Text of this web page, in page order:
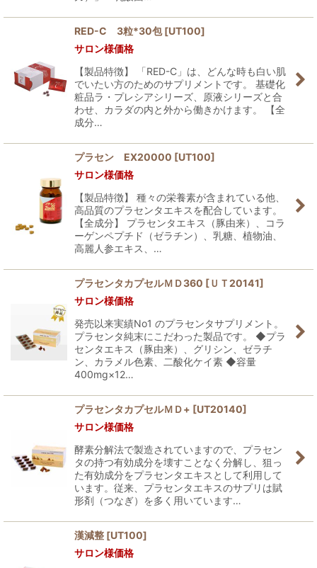
RED-C 3粒*30包 [UT100]
サロン様価格
【製品特徴】 「RED-C」は、どんな時も白い肌
でいたい方のためのサプリメントです。 基礎化
粧品ラ・プレシアシリーズ、原液シリーズと合
わせ、カラダの内と外から働きかけます。 【全
成分…
プラセン EX20000 [UT100]
サロン様価格
【製品特徴】 種々の栄養素が含まれている他、
高品質のプラセンタエキスを配合しています。
【全成分】 プラセンタエキス（豚由来）、コラ
ーゲンペプチド（ゼラチン）、乳糖、植物油、
高麗人参エキス、…
プラセンタカプセルＭＤ360 [ＵＴ20141]
サロン様価格
発売以来実績No1 のプラセンタサプリメント。
プラセンタ純末にこだわった製品です。 ◆プラ
センタエキス（豚由来）、グリシン、ゼラチ
ン、カラメル色素、二酸化ケイ素 ◆容量
400mg×12…
プラセンタカプセルＭＤ+ [UT20140]
サロン様価格
酵素分解法で製造されていますので、プラセン
タの持つ有効成分を壊すことなく分解し、狙っ
た有効成分をプラセンタエキスとして利用して
います。従来、プラセンタエキスのサプリは賦
形剤（つなぎ）を多く用いています…
漢減整 [UT100]
サロン様価格